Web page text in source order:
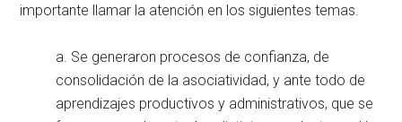
importante llamar la atención en los siguientes temas.
a. Se generaron procesos de confianza, de
consolidación de la asociatividad, y ante todo de
aprendizajes productivos y administrativos, que se